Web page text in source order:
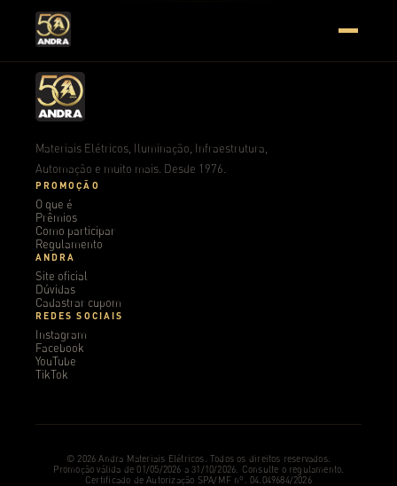
Materiais Elétricos, Iluminação, Infraestrutura,
Automação e muito mais. Desde 1976.
PROMOÇÃO
O que é
Prêmios
Como participar
Regulamento
ANDRA
Site oficial
Dúvidas
Cadastrar cupom
REDES SOCIAIS
Instagram
Facebook
YouTube
TikTok
© 2026 Andra Materiais Elétricos. Todos os direitos reservados.
Promoção válida de 01/05/2026 a 31/10/2026. Consulte o regulamento.
Certificado de Autorização SPA/MF nº. 04.049684/2026